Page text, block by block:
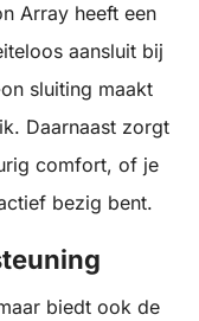
Array heeft een
aansluit bij
sluiting maakt
Daarnaast zorgt
comfort, of je
bezig bent.
biedt ook de